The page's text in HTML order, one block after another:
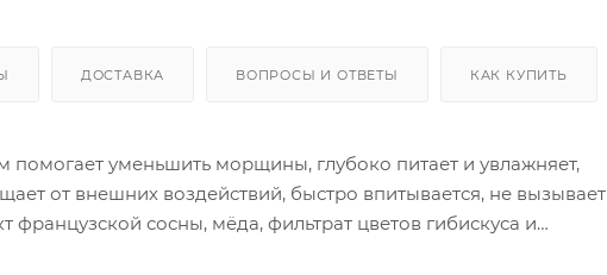
ДОСТАВКА ВОПРОСЫ И ОТВЕТЫ КАК КУПИТЬ
уменьшить морщины, глубоко питает и увлажняет,
от внешних воздействий, быстро впитывается, не вызывает
сосны, мёда, фильтрат цветов гибискуса и